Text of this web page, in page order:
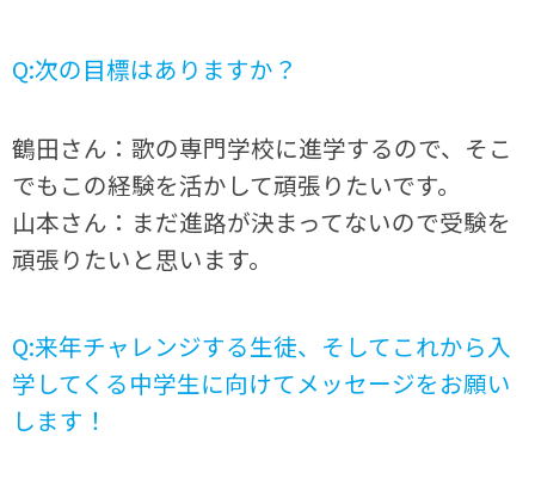
Q:次の目標はありますか？
鶴田さん：歌の専門学校に進学するので、そこ
でもこの経験を活かして頑張りたいです。
山本さん：まだ進路が決まってないので受験を
頑張りたいと思います。
Q:来年チャレンジする生徒、そしてこれから入
学してくる中学生に向けてメッセージをお願い
します！